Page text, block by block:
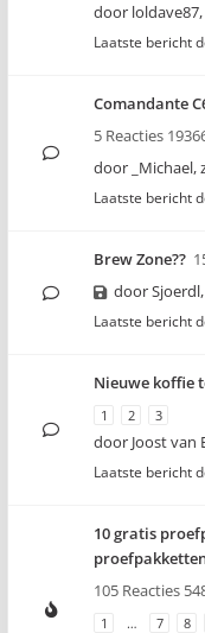
door loldave87,
Laatste bericht
Comandante
5 Reacties
door _Michael,
Laatste bericht
Brew Zone??
doorSjoerdl,
Laatste bericht
Nieuwe koffie
1 2 3
door Joost van
Laatste bericht
10 gratis
105 Reacties
1 … 7 8